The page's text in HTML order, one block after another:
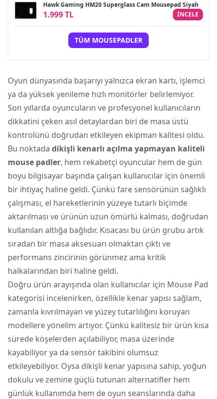
Hawk Gaming HM20 Superglass Cam Mousepad Siyah
1.999 TL INCELE
TÜM MOUSEPADLER
Oyun dünyasında başarıyı yalnızca ekran kartı, işlemci
ya da yüksek yenileme hızlı monitörler belirlemiyor.
Son yıllarda oyuncuların ve profesyonel kullanıcıların
dikkatini çeken asıl detaylardan biri de masa üstü
kontrolünü doğrudan etkileyen ekipman kalitesi oldu.
Bu noktada dikişli kenarlı açılma yapmayan kaliteli
mouse padler, hem rekabetçi oyuncular hem de gün
boyu bilgisayar başında çalışan kullanıcılar için önemli
bir ihtiyaç haline geldi. Çünkü fare sensörünün sağlıklı
çalışması, el hareketlerinin yüzeye tutarlı biçimde
aktarılması ve ürünün uzun ömürlü kalması, doğrudan
kullanılan altlığa bağlıdır. Kısacası bu ürün grubu artık
sıradan bir masa aksesuarı olmaktan çıktı ve
performans zincirinin görünmez ama kritik
halkalarından biri haline geldi.
Doğru ürün arayışında olan kullanıcılar için Mouse Pad
kategorisi incelenirken, özellikle kenar yapısı sağlam,
zamanla kıvrılmayan ve yüzey tutarlılığını koruyan
modellere yönelim artıyor. Çünkü kalitesiz bir ürün kısa
sürede köşelerden açılabiliyor, masa üzerinde
kayabiliyor ya da sensör takibini olumsuz
etkileyebiliyor. Oysa dikişli kenar yapısına sahip, yoğun
dokulu ve zemine güçlü tutunan alternatifler hem
günlük kullanımda hem de oyun seanslarında daha